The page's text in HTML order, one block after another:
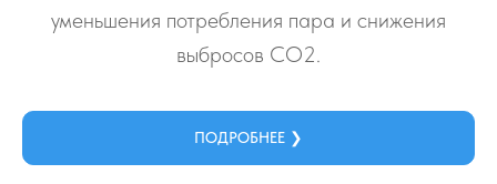
уменьшения потребления пара и снижения
выбросов СО2.
ПОДРОБНЕЕ ❯